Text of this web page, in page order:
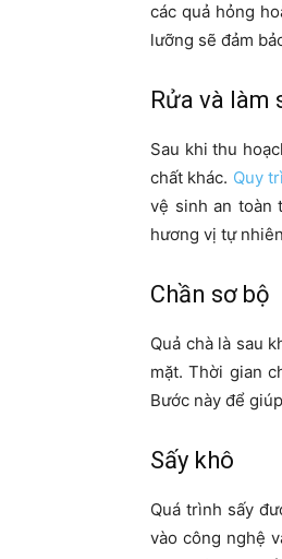
các quả hỏng
lưỡng sẽ đảm
Rửa và làm
Sau khi thu
chất khác. Quy
vệ sinh an toàn
hương vị tự
Chần sơ bộ
Quả chà là sau
mặt. Thời gian
Bước này để
Sấy khô
Quá trình sấy
vào công nghệ